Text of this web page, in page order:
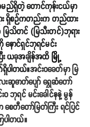
ည်ရှိတဲ့ တောင်ကုန်းငယ်မှာ
း ရှိစဉ်ကတည်းက တည်ထား
မြသိတင် (မြသီးတင်)ဘုရား
ောင်ရှင်ဘုရင်မင်း
ယခုအချိန်အထိ မြို့
ပါတယ်။အင်းဝခေတ်မှာ မြ
ဆူဓာတ်ပျော် ရွှေဆံတော်
ဝ ဘုရင် မင်းခေါင်နနဲ့ မွန်
စေတီတော်မြတ်ကြီး ရင်ပြင်
ြပါတယ်။